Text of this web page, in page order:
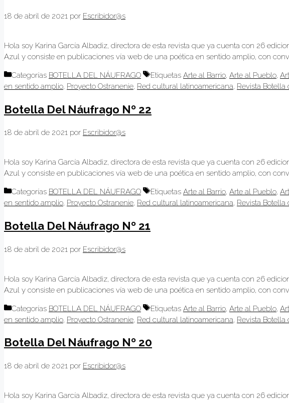
18 de abril de 2021 por Escribidor@s
Hola soy Karina García Albadiz, directora de esta revista que ya cuenta con 26
Azul y consiste en publicaciones vía web de una poética en sentido amplio, con
Categorías BOTELLA DEL NÁUFRAGO Etiquetas Arte al Barrio, Arte al Pueblo,
en sentido amplio, Proyecto Ostranenie, Red cultural latinoamericana, Revista
Botella Del Náufrago Nº 22
18 de abril de 2021 por Escribidor@s
Hola soy Karina García Albadiz, directora de esta revista que ya cuenta con 26
Azul y consiste en publicaciones vía web de una poética en sentido amplio, con
Categorías BOTELLA DEL NÁUFRAGO Etiquetas Arte al Barrio, Arte al Pueblo,
en sentido amplio, Proyecto Ostranenie, Red cultural latinoamericana, Revista
Botella Del Náufrago Nº 21
18 de abril de 2021 por Escribidor@s
Hola soy Karina García Albadiz, directora de esta revista que ya cuenta con 26
Azul y consiste en publicaciones vía web de una poética en sentido amplio, con
Categorías BOTELLA DEL NÁUFRAGO Etiquetas Arte al Barrio, Arte al Pueblo,
en sentido amplio, Proyecto Ostranenie, Red cultural latinoamericana, Revista
Botella Del Náufrago Nº 20
18 de abril de 2021 por Escribidor@s
Hola soy Karina García Albadiz, directora de esta revista que ya cuenta con 26